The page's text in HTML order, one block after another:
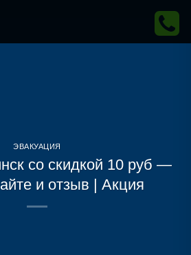
ЭВАКУАЦИЯ
со скидкой 10 руб —
и отзыв | Акция